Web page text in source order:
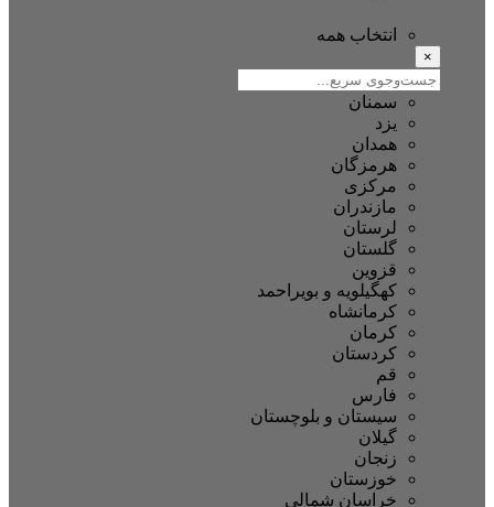
انتخاب همه
×
سمنان
یزد
همدان
هرمزگان
مرکزی
مازندران
لرستان
گلستان
قزوین
کهگیلویه و بویراحمد
کرمانشاه
کرمان
کردستان
قم
فارس
سیستان و بلوچستان
گیلان
زنجان
خوزستان
خراسان شمالی